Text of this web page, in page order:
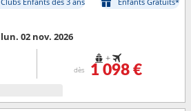
lun. 02 nov. 2026
+
dès 1 098 €